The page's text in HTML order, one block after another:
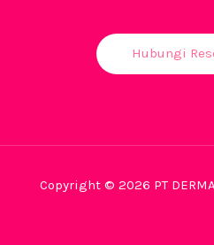
Hubungi
Copyright © 2026 PT